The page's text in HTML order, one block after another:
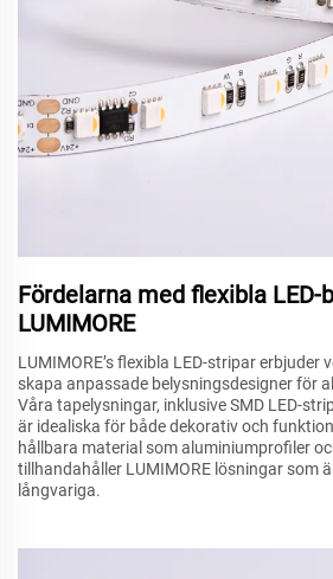
Fördelarna med flexibla LED-
LUMIMORE
LUMIMORE’s flexibla LED-stripar erbjuder
skapa anpassade belysningsdesigner för
Våra tapelysningar, inklusive SMD LED-
är idealiska för både dekorativ och
hållbara material som aluminiumprofiler
tillhandahåller LUMIMORE lösningar som
långvariga.